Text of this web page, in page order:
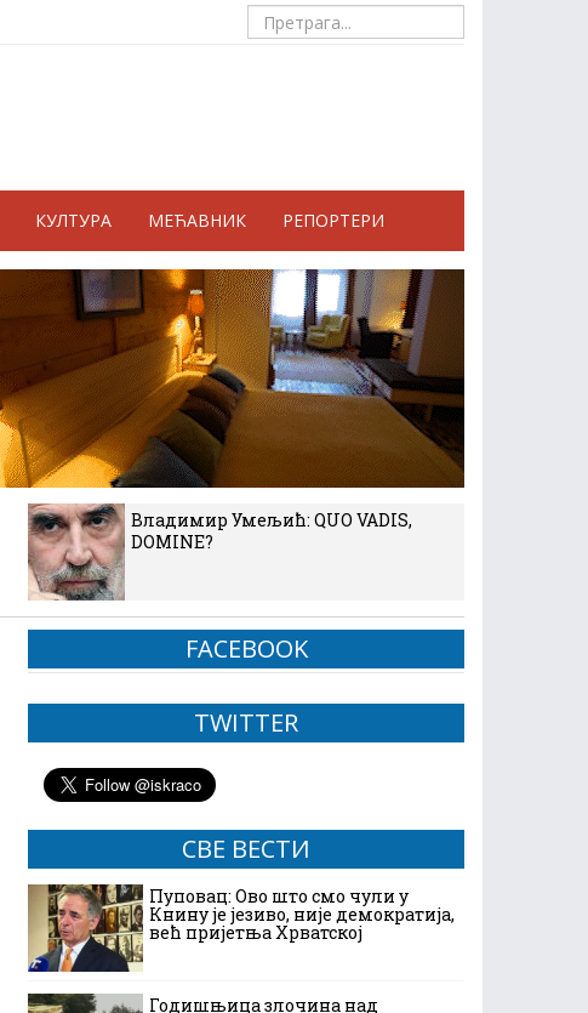
КУЛТУРА МЕЋАВНИК РЕПОРТЕРИ
Владимир Умељић: QUO VADIS,
DOMINE?
FACEBOOK
TWITTER
СВЕ ВЕСТИ
Пуповац: Ово што смо чули у
Книну је језиво, није демократија,
већ пријетња Хрватској
Годишњица злочина над